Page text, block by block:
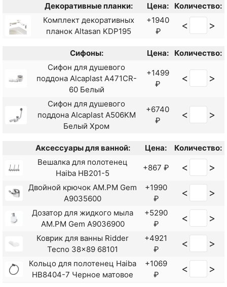
Душевая система Haiba
HB24533-3 Пепельный
+18254
₽
Душевая система Orange
+34990
Душевая система Shouder
Alma 9012604 Хром
+19378
₽
Душевая система Shouder
Alma 9012608 Слоновая
кость Хром
+21530
Душевая система Shouder
Alma 9012609 Белая Хром
+21530
Душевая система Shouder
Золото
+21765
₽
Декоративные планки: Цена:
Количество:
Комплект декоративных
планок Altasan KDP195
+1940
₽
< >
Сифоны: Цена:
Количество:
Сифон для душевого
поддона Alcaplast A471CR-
60 Белый
+1499
₽
< >
Сифон для душевого
поддона Alcaplast A506KM
Белый Хром
+6740
₽
< >
Аксессуары для ванной: Цена:
Количество:
Вешалка для полотенец
Haiba HB201-5
+867 ₽ < >
Двойной крючок AM.PM Gem
A9035600
+1990
₽
< >
Дозатор для жидкого мыла
AM.PM Gem A9036900
+5290
₽
< >
Коврик для ванны Ridder
Tecno 38x89 68101
+4921
₽
< >
Кольцо для полотенец Haiba
HB8404-7 Черное матовое
+1069
₽
< >